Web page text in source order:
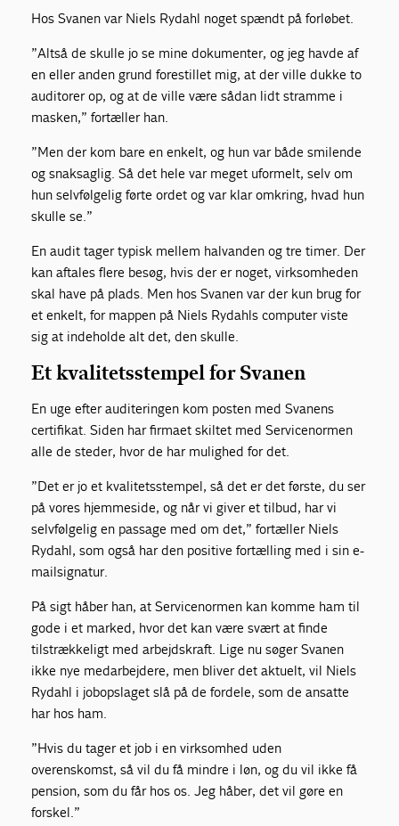
Hos Svanen var Niels Rydahl noget spændt på forløbet.
”Altså de skulle jo se mine dokumenter, og jeg havde af
en eller anden grund forestillet mig, at der ville dukke to
auditorer op, og at de ville være sådan lidt stramme i
masken,” fortæller han.
”Men der kom bare en enkelt, og hun var både smilende
og snaksaglig. Så det hele var meget uformelt, selv om
hun selvfølgelig førte ordet og var klar omkring, hvad hun
skulle se.”
En audit tager typisk mellem halvanden og tre timer. Der
kan aftales flere besøg, hvis der er noget, virksomheden
skal have på plads. Men hos Svanen var der kun brug for
et enkelt, for mappen på Niels Rydahls computer viste
sig at indeholde alt det, den skulle.
Et kvalitetsstempel for Svanen
En uge efter auditeringen kom posten med Svanens
certifikat. Siden har firmaet skiltet med Servicenormen
alle de steder, hvor de har mulighed for det.
”Det er jo et kvalitetsstempel, så det er det første, du ser
på vores hjemmeside, og når vi giver et tilbud, har vi
selvfølgelig en passage med om det,” fortæller Niels
Rydahl, som også har den positive fortælling med i sin e-
mailsignatur.
På sigt håber han, at Servicenormen kan komme ham til
gode i et marked, hvor det kan være svært at finde
tilstrækkeligt med arbejdskraft. Lige nu søger Svanen
ikke nye medarbejdere, men bliver det aktuelt, vil Niels
Rydahl i jobopslaget slå på de fordele, som de ansatte
har hos ham.
”Hvis du tager et job i en virksomhed uden
overenskomst, så vil du få mindre i løn, og du vil ikke få
pension, som du får hos os. Jeg håber, det vil gøre en
forskel.”